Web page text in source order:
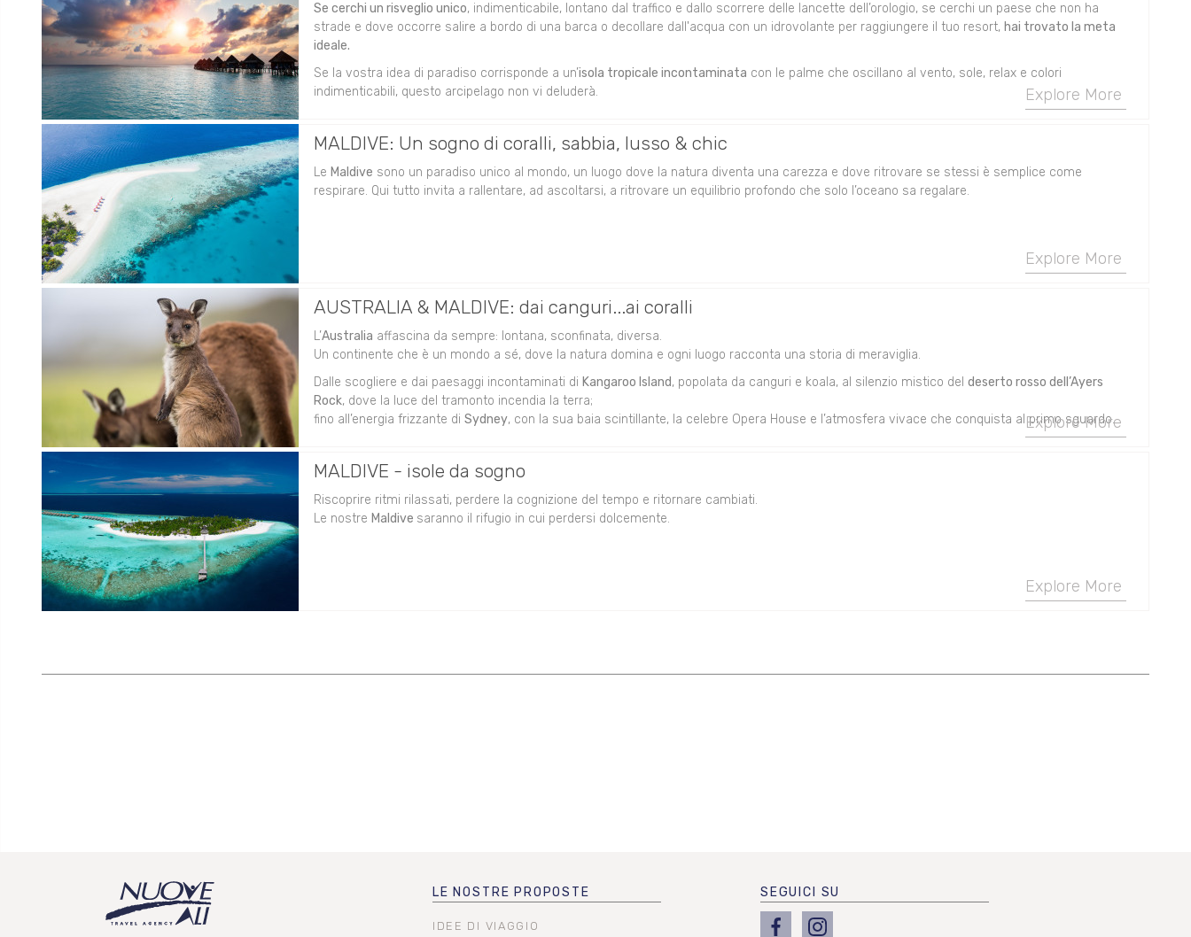
Se cerchi un risveglio unico, indimenticabile, lontano dal traffico e dallo scorrere delle lancette dell’orologio, se cerchi un paese che non ha
strade e dove occorre salire a bordo di una barca o decollare dall'acqua con un idrovolante per raggiungere il tuo resort, hai trovato la meta
ideale.
Se la vostra idea di paradiso corrisponde a un’isola tropicale incontaminata con le palme che oscillano al vento, sole, relax e colori
indimenticabili, questo arcipelago non vi deluderà.
Explore More
MALDIVE: Un sogno di coralli, sabbia, lusso & chic
Le Maldive sono un paradiso unico al mondo, un luogo dove la natura diventa una carezza e dove ritrovare se stessi è semplice come
respirare. Qui tutto invita a rallentare, ad ascoltarsi, a ritrovare un equilibrio profondo che solo l’oceano sa regalare.
Explore More
AUSTRALIA & MALDIVE: dai canguri...ai coralli
L’Australia affascina da sempre: lontana, sconfinata, diversa.
Un continente che è un mondo a sé, dove la natura domina e ogni luogo racconta una storia di meraviglia.
Dalle scogliere e dai paesaggi incontaminati di Kangaroo Island, popolata da canguri e koala, al silenzio mistico del deserto rosso dell’Ayers
Rock, dove la luce del tramonto incendia la terra;
fino all’energia frizzante di Sydney, con la sua baia scintillante, la celebre Opera House e l’atmosfera vivace che conquista al primo sguardo.
Explore More
MALDIVE - isole da sogno
Riscoprire ritmi rilassati, perdere la cognizione del tempo e ritornare cambiati.
Le nostre Maldive saranno il rifugio in cui perdersi dolcemente.
Explore More
LE NOSTRE PROPOSTE
IDEE DI VIAGGIO
SEGUICI SU